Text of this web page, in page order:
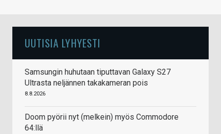
UUTISIA LYHYESTI
Samsungin huhutaan tiputtavan Galaxy S27
Ultrasta neljännen takakameran pois
8.8.2026
Doom pyörii nyt (melkein) myös Commodore
64:llä